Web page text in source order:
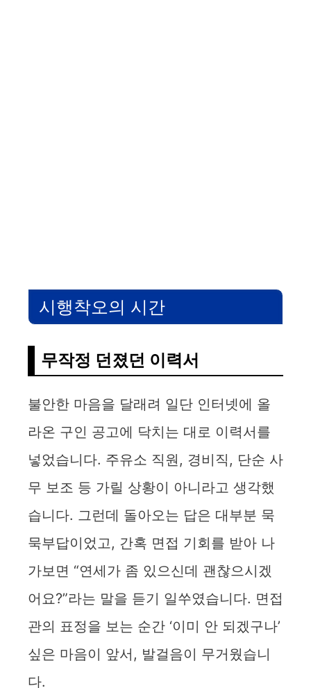
시행착오의 시간
무작정 던졌던 이력서
불안한 마음을 달래려 일단 인터넷에 올
라온 구인 공고에 닥치는 대로 이력서를
넣었습니다. 주유소 직원, 경비직, 단순 사
무 보조 등 가릴 상황이 아니라고 생각했
습니다. 그런데 돌아오는 답은 대부분 묵
묵부답이었고, 간혹 면접 기회를 받아 나
가보면 “연세가 좀 있으신데 괜찮으시겠
어요?”라는 말을 듣기 일쑤였습니다. 면접
관의 표정을 보는 순간 ‘이미 안 되겠구나’
싶은 마음이 앞서, 발걸음이 무거웠습니
다.